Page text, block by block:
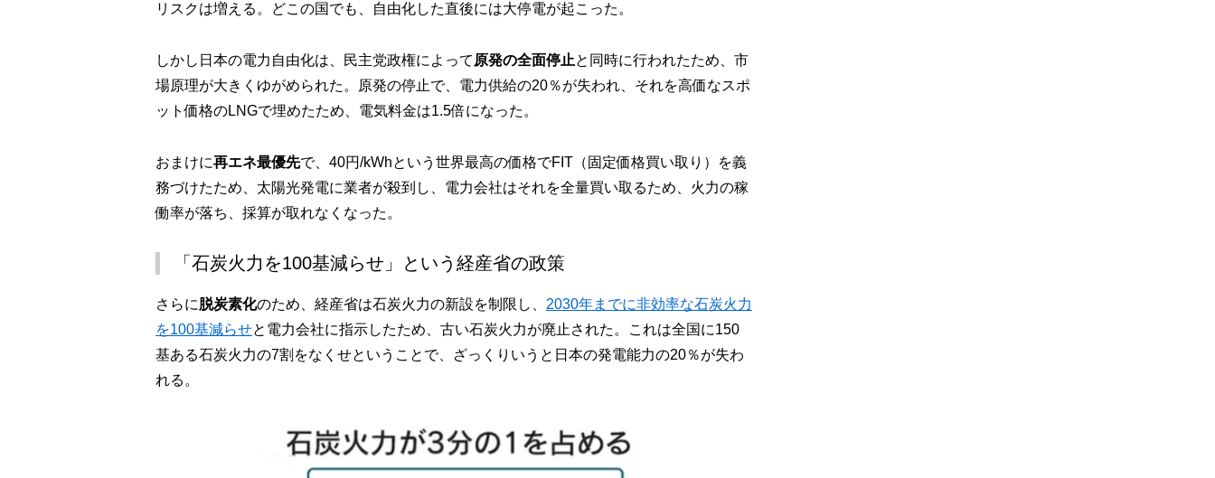
リスクは増える。どこの国でも、自由化した直後には大停電が起こった。
しかし日本の電力自由化は、民主党政権によって 原発の全面停止と同時に行われたため、市
場原理が大きくゆがめられた。原発の停止で、電力供給の20％が失われ、それを高価なスポ
ット価格のLNGで埋めたため、電気料金は1.5倍になった。
おまけに再エネ最優先で、40円/kWhという世界最高の価格でFIT（固定価格買い取り）を義
務づけたため、太陽光発電に業者が殺到し、電力会社はそれを全量買い取るため、火力の稼
働率が落ち、採算が取れなくなった。
「石炭火力を100基減らせ」という経産省の政策
さらに脱炭素化のため、経産省は石炭火力の新設を制限し、 2030年までに非効率な石炭火力
を100基減らせと電力会社に指示したため、古い石炭火力が廃止された。これは全国に150
基ある石炭火力の7割をなくせということで、ざっくりいうと日本の発電能力の20％が失わ
れる。